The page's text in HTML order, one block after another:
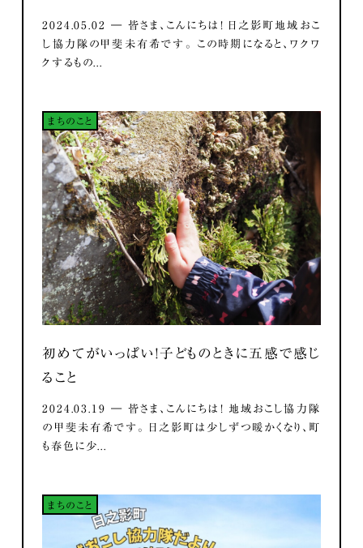
2024.05.02 ― 皆さま、こんにちは！ 日之影町地域おこ
し協力隊の甲斐未有希です。 この時期になると、ワクワ
クするもの...
まちのこと
初めてがいっぱい！子どものときに五感で感じ
ること
2024.03.19 ― 皆さま、こんにちは！ 地域おこし協力隊
の甲斐未有希です。 日之影町は少しずつ暖かくなり、町
も春色に少...
まちのこと